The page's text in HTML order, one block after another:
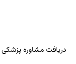
دریافت مشاوره